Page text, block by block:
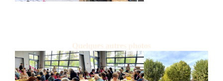
Quelques autres photos